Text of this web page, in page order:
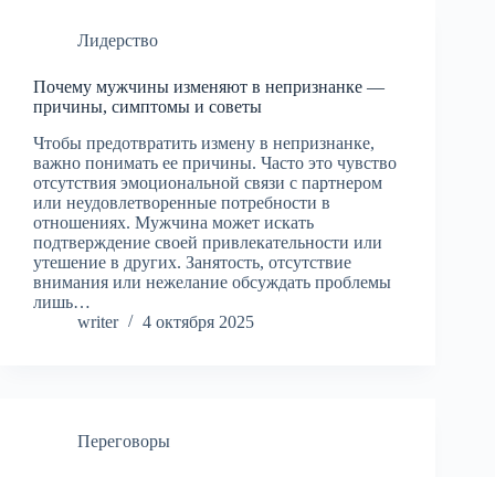
Лидерство
Почему мужчины изменяют в непризнанке —
причины, симптомы и советы
Чтобы предотвратить измену в непризнанке,
важно понимать ее причины. Часто это чувство
отсутствия эмоциональной связи с партнером
или неудовлетворенные потребности в
отношениях. Мужчина может искать
подтверждение своей привлекательности или
утешение в других. Занятость, отсутствие
внимания или нежелание обсуждать проблемы
лишь…
writer
4 октября 2025
Переговоры